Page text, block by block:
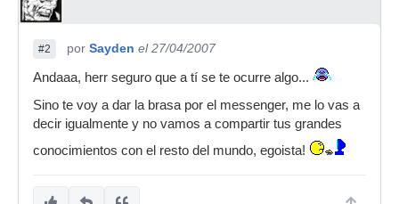
#2 por Sayden el 27/04/2007
Andaaa, herr seguro que a tí se te ocurre algo...
Sino te voy a dar la brasa por el messenger, me lo vas a
decir igualmente y no vamos a compartir tus grandes
conocimientos con el resto del mundo, egoista!